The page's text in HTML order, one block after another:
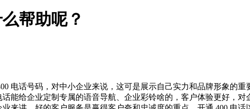
帮助呢？
电话号码，对中小企业来说，这可是展示自己实力和品牌形象的
能给企业定制专属的语音导航、企业彩铃啥的，客户体验更好，对